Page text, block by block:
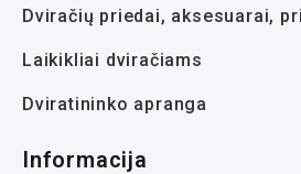
Dviračių priedai, aksesuarai,
Laikikliai dviračiams
Dviratininko apranga
Informacija